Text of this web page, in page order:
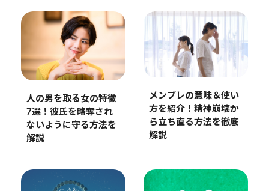
人の男を取る女の特徴
7選！彼氏を略奪され
ないように守る方法を
解説
メンブレの意味＆使い
方を紹介！精神崩壊か
ら立ち直る方法を徹底
解説